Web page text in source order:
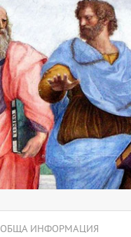
ОБЩА ИНФОРМАЦИЯ